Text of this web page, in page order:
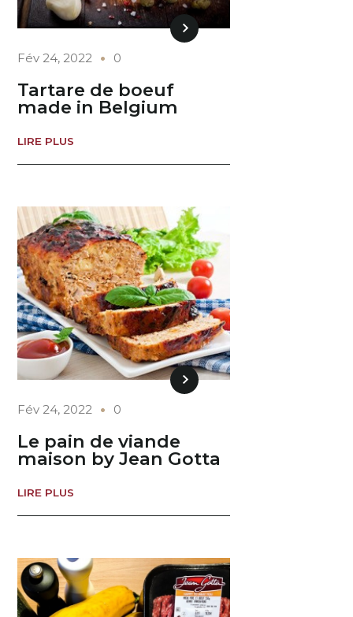
Fév 24, 2022 0
Tartare de boeuf
made in Belgium
LIRE PLUS
Fév 24, 2022 0
Le pain de viande
maison by Jean Gotta
LIRE PLUS